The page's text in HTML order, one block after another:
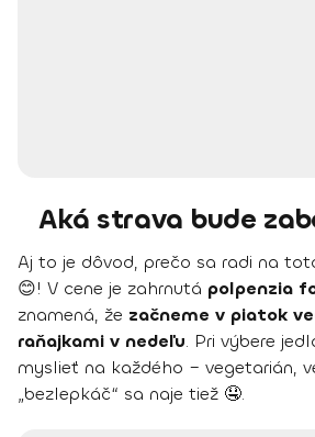
Aká strava bude
Aj to je dôvod, prečo sa radi na
😊! V cene je zahrnutá polpenzia
znamená, že začneme v piatok
raňajkami v nedeľu. Pri výbere
myslieť na každého – vegetarián,
„bezlepkáč“ sa naje tiež 🤤.